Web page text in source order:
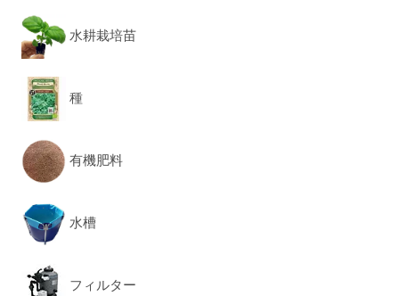
水耕栽培苗
種
有機肥料
水槽
フィルター